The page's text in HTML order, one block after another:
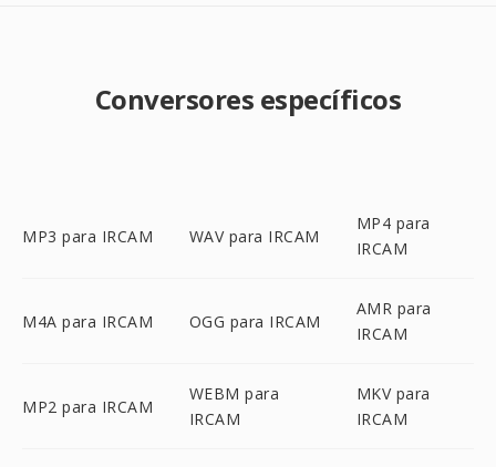
Conversores específicos
MP3 para IRCAM WAV para IRCAM
MP4 para
IRCAM
M4A para IRCAM OGG para IRCAM
AMR para
IRCAM
MP2 para IRCAM
WEBM para
IRCAM
MKV para
IRCAM